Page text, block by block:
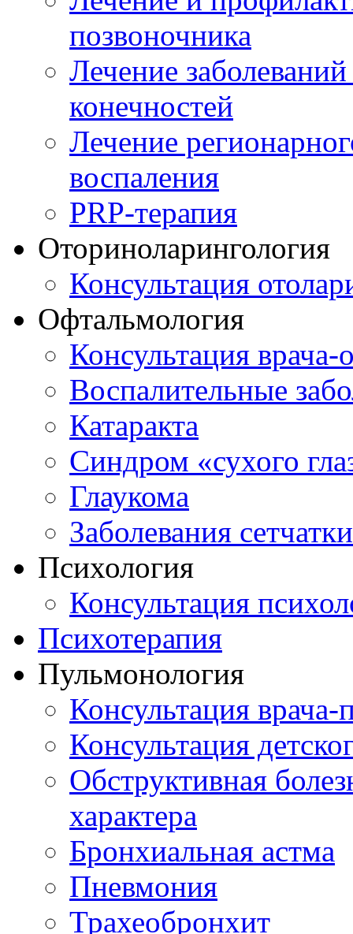
позвоночника
Лечение
конечностей
Лечение
воспаления
PRP-терапия
Оториноларингология
Консультация
Офтальмология
Консультация врача-
Воспалительные
Катаракта
Синдром «сухого
Глаукома
Заболевания сетчатки
Психология
Консультация
Психотерапия
Пульмонология
Консультация врача-
Консультация
Обструктивная
характера
Бронхиальная астма
Пневмония
Трахеобронхит